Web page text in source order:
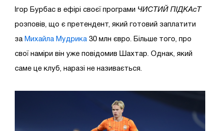
Ігор Бурбас в ефірі своєї програми ЧИСТИЙ ПІДКАсТ
розповів, що є претендент, який готовий заплатити
за Михайла Мудрика 30 млн євро. Більше того, про
свої наміри він уже повідомив Шахтар. Однак, який
саме це клуб, наразі не називається.